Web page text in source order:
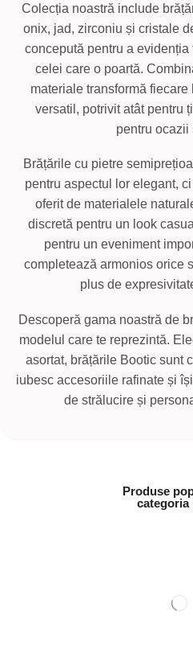
Colecția noastră include
onix, jad, zirconiu și cristale
concepută pentru a
celei care o poartă.
materiale transformă
versatil, potrivit atât pentru
pentru ocazii
Brățările cu pietre
pentru aspectul lor elegant,
oferit de materialele
discretă pentru un look
pentru un eveniment
completează armonios orice
plus de
Descoperă gama noastră de
modelul care te reprezintă.
asortat, brățările Bootic sunt
iubesc accesoriile rafinate și
de strălucire și
Produse
categoria